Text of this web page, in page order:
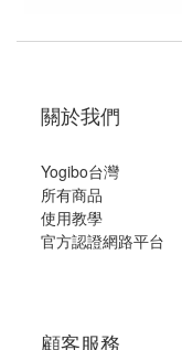
關於我們
Yogibo台灣
所有商品
使用教學
官方認證網路平台
顧客服務